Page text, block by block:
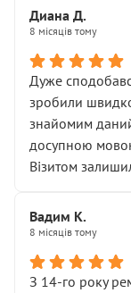
Диана Д.
8 місяців тому
Дуже
зробили
знайомим
досупною
Візитом
Вадим К.
8 місяців тому
З 14-го року